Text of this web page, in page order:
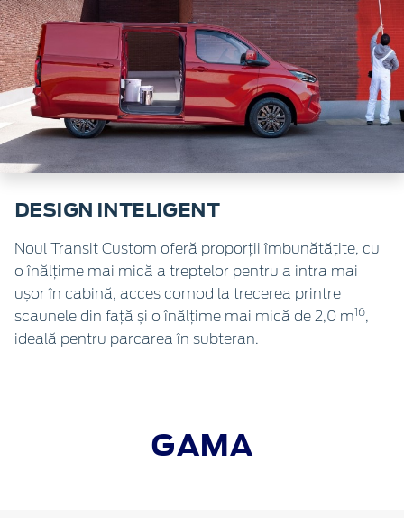
DESIGN INTELIGENT
Noul Transit Custom oferă proporții îmbunătățite, cu
o înălțime mai mică a treptelor pentru a intra mai
ușor în cabină, acces comod la trecerea printre
scaunele din față și o înălțime mai mică de 2,0 m16,
ideală pentru parcarea în subteran.
GAMA